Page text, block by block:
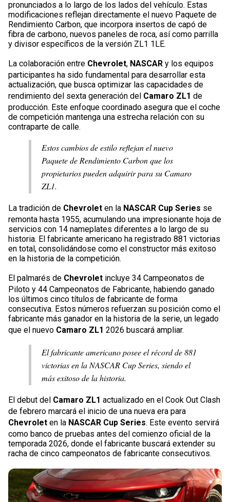
pronunciados a lo largo de los lados del vehículo. Estas
modificaciones reflejan directamente el nuevo Paquete de
Rendimiento Carbon, que incorpora insertos de capó de
fibra de carbono, nuevos paneles de roca, así como parrilla
y divisor específicos de la versión ZL1 1LE.
La colaboración entre Chevrolet, NASCAR y los equipos
participantes ha sido fundamental para desarrollar esta
actualización, que busca optimizar las capacidades de
rendimiento del sexta generación del Camaro ZL1 de
producción. Este enfoque coordinado asegura que el coche
de competición mantenga una estrecha relación con su
contraparte de calle.
Estos cambios de estilo reflejan el nuevo
Paquete de Rendimiento Carbon que los
propietarios pueden adquirir para su Camaro
ZL1.
La tradición de Chevrolet en la NASCAR Cup Series se
remonta hasta 1955, acumulando una impresionante hoja de
servicios con 14 nameplates diferentes a lo largo de su
historia. El fabricante americano ha registrado 881 victorias
en total, consolidándose como el constructor más exitoso
en la historia de la competición.
El palmarés de Chevrolet incluye 34 Campeonatos de
Piloto y 44 Campeonatos de Fabricante, habiendo ganado
los últimos cinco títulos de fabricante de forma
consecutiva. Estos números refuerzan su posición como el
fabricante más ganador en la historia de la serie, un legado
que el nuevo Camaro ZL1 2026 buscará ampliar.
El fabricante americano posee el récord de 881
victorias en la NASCAR Cup Series, siendo el
más exitoso de la historia.
El debut del Camaro ZL1 actualizado en el Cook Out Clash
de febrero marcará el inicio de una nueva era para
Chevrolet en la NASCAR Cup Series. Este evento servirá
como banco de pruebas antes del comienzo oficial de la
temporada 2026, donde el fabricante buscará extender su
racha de cinco campeonatos de fabricante consecutivos.